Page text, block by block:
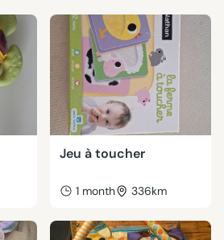
Jeu à toucher
1 month 336km